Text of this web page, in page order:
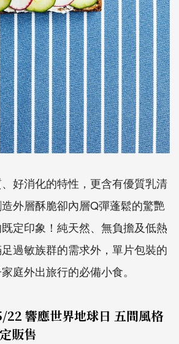
好消化的特性，更含有優質乳清
外層酥脆卻內層Q彈蓬鬆的驚艷
定印象！純天然、無負擔及低熱
過敏族群的需求外，單片包裝的
庭外出旅行的必備小食。
響應世界地球日 五間風格
販售